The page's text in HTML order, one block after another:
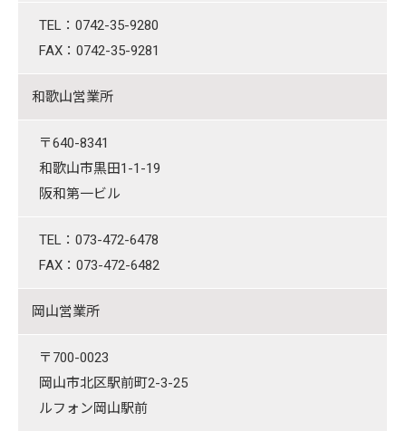
TEL：0742-35-9280
FAX：0742-35-9281
和歌山営業所
〒640-8341
和歌山市黒田1-1-19
阪和第一ビル
TEL：073-472-6478
FAX：073-472-6482
岡山営業所
〒700-0023
岡山市北区駅前町2-3-25
ルフォン岡山駅前